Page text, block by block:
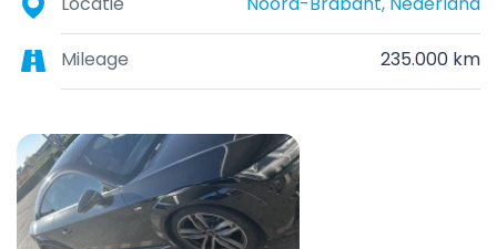
Mileage 235.000 km